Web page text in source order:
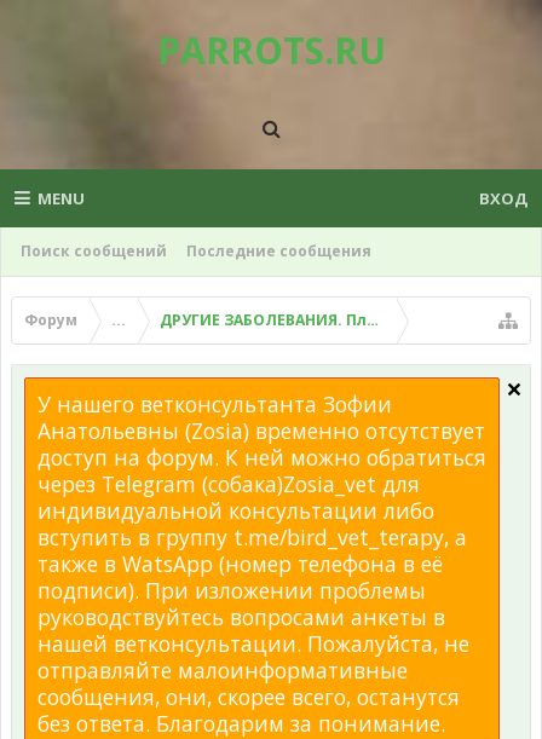
PARROTS.RU
MENU
Поиск сообщений Последние сообщения
ВХОД
Форум ... ДРУГИЕ ЗАБОЛЕВАНИЯ. Плохой помет, рвота и
У нашего ветконсультанта Зофии
Анатольевны (Zosia) временно отсутствует
доступ на форум. К ней можно обратиться
через Telegram (собака)Zosia_vet для
индивидуальной консультации либо
вступить в группу t.me/bird_vet_terapy, а
также в WatsApp (номер телефона в её
подписи). При изложении проблемы
руководствуйтесь вопросами анкеты в
нашей ветконсультации. Пожалуйста, не
отправляйте малоинформативные
сообщения, они, скорее всего, останутся
без ответа. Благодарим за понимание.